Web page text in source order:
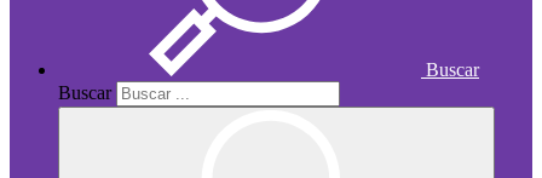
Buscar
Buscar